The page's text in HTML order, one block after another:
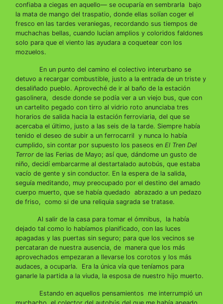
confiaba a ciegas en aquello— se ocuparía en sembrarla bajo
la mata de mango del traspatio, donde ellas solían coger el
fresco en las tardes veraniegas, recordando sus tiempos de
muchachas bellas, cuando lucían amplios y coloridos faldones
solo para que el viento las ayudara a coquetear con los
mozuelos.
En un punto del camino el colectivo interurbano se
detuvo a recargar combustible, justo a la entrada de un triste y
desaliñado pueblo. Aproveché de ir al baño de la estación
gasolinera, desde donde se podía ver a un viejo bus, que con
un cartelito pegado con tirro al vidrio roto anunciaba tres
horarios de salida hacia la estación ferroviaria, del que se
acercaba el último, justo a las seis de la tarde. Siempre había
tenido el deseo de subir a un ferrocarril y nunca lo había
cumplido, sin contar por supuesto los paseos en El Tren Del
Terror de las Ferias de Mayo; así que, dándome un gusto de
niño, decidí embarcarme al destartalado autobús, que estaba
vacío de gente y sin conductor. En la espera de la salida,
seguía meditando, muy preocupado por el destino del amado
cuerpo muerto, que se había quedado abrazado a un pedazo
de friso, como si de una reliquia sagrada se tratase.
Al salir de la casa para tomar el ómnibus, la había
dejado tal como lo habíamos planificado, con las luces
apagadas y las puertas sin seguro; para que los vecinos se
percataran de nuestra ausencia, de manera que los más
aprovechados empezaran a llevarse los corotos y los más
audaces, a ocuparla. Era la única vía que teníamos para
ganarle la partida a la viuda, la esposa de nuestro hijo muerto.
Estando en aquellos pensamientos me interrumpió un